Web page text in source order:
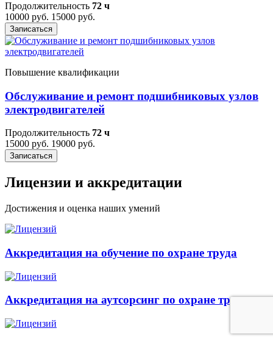
Продолжительность 72 ч
10000 руб. 15000 руб.
Записаться
Повышение квалификации
Обслуживание и ремонт подшибниковых узлов
электродвигателей
Продолжительность 72 ч
15000 руб. 19000 руб.
Записаться
Лицензии и аккредитации
Достижения и оценка наших умений
Аккредитация на обучение по охране труда
Аккредитация на аутсорсинг по охране труда